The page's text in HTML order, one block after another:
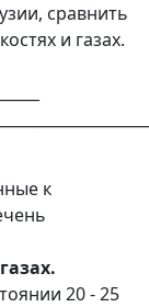
сравнить
и газах.
к
20 - 25